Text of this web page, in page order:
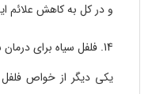
و در کل به کاهش علائم
14. فلفل سیاه برای درمان سنگ مثانه:
یکی دیگر از خواص